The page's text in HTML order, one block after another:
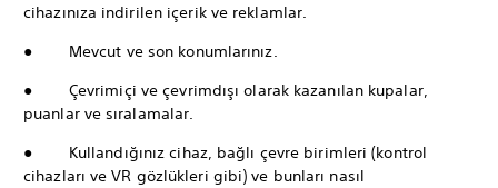
cihazınıza indirilen içerik ve reklamlar.
● Mevcut ve son konumlarınız.
● Çevrimiçi ve çevrimdışı olarak kazanılan kupalar,
puanlar ve sıralamalar.
● Kullandığınız cihaz, bağlı çevre birimleri (kontrol
cihazları ve VR gözlükleri gibi) ve bunları nasıl